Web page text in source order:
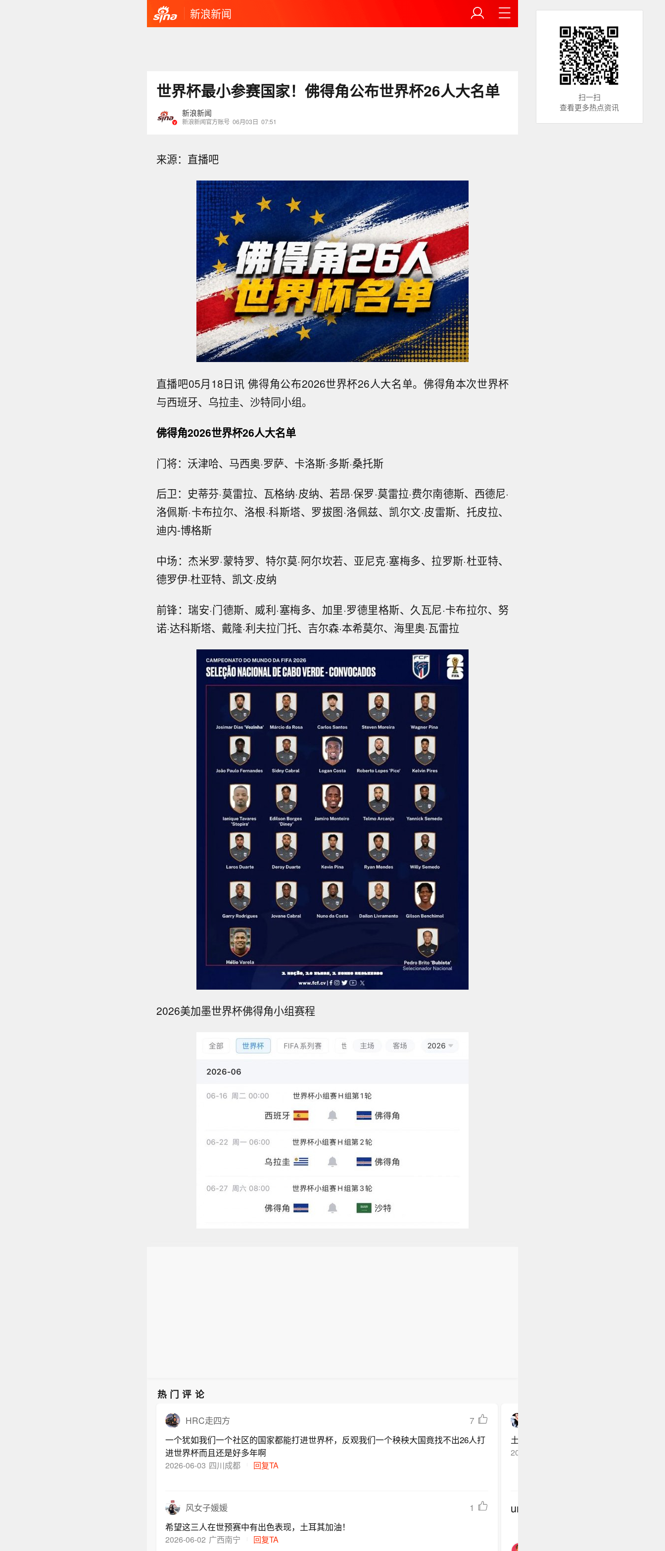
新浪新闻
世界杯最小参赛国家！佛得角公布世界杯26人大名单
新浪新闻
新浪新闻官方账号 06月03日 07:51
来源：直播吧
直播吧05月18日讯 佛得角公布2026世界杯26人大名单。佛得角本次世界杯
与西班牙、乌拉圭、沙特同小组。
佛得角2026世界杯26人大名单
门将：沃津哈、马西奥·罗萨、卡洛斯·多斯·桑托斯
后卫：史蒂芬·莫雷拉、瓦格纳·皮纳、若昂·保罗·莫雷拉·费尔南德斯、西德尼·
洛佩斯·卡布拉尔、洛根·科斯塔、罗拔图·洛佩兹、凯尔文·皮雷斯、托皮拉、
迪内-博格斯
中场：杰米罗·蒙特罗、特尔莫·阿尔坎若、亚尼克·塞梅多、拉罗斯·杜亚特、
德罗伊·杜亚特、凯文·皮纳
前锋：瑞安·门德斯、威利·塞梅多、加里·罗德里格斯、久瓦尼·卡布拉尔、努
诺·达科斯塔、戴隆·利夫拉门托、吉尔森·本希莫尔、海里奥·瓦雷拉
2026美加墨世界杯佛得角小组赛程
热门评论
HRC走四方
7
一个犹如我们一个社区的国家都能打进世界杯，反观我们一个秧秧大国竟找不出26人打
进世界杯而且还是好多年啊
2026-06-03 四川成都 回复TA
风女子媛媛
1
希望这三人在世预赛中有出色表现，土耳其加油！
2026-06-02 广西南宁 回复TA
土耳其这次准备很充分，世界杯要走远!😁
2026-06-02
undefined
扫一扫
查看更多热点资讯